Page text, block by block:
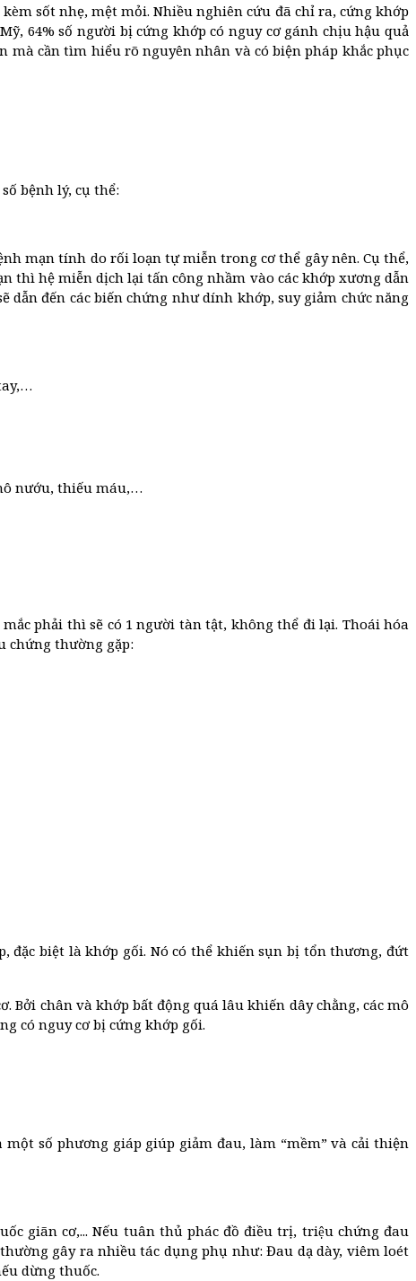
sốt nhẹ, mệt mỏi. Nhiều nghiên cứu đã chỉ ra, cứng khớp
64% số người bị cứng khớp có nguy cơ gánh chịu hậu quả
cần tìm hiểu rõ nguyên nhân và có biện pháp khắc phục
bệnh lý, cụ thể:
mạn tính do rối loạn tự miễn trong cơ thể gây nên. Cụ thể,
thì hệ miễn dịch lại tấn công nhầm vào các khớp xương dẫn
đến các biến chứng như dính khớp, suy giảm chức năng
nướu, thiếu máu,…
phải thì sẽ có 1 người tàn tật, không thể đi lại. Thoái hóa
chứng thường gặp:
đặc biệt là khớp gối. Nó có thể khiến sụn bị tổn thương, đứt
chân và khớp bất động quá lâu khiến dây chằng, các mô
có nguy cơ bị cứng khớp gối.
số phương giáp giúp giảm đau, làm “mềm” và cải thiện
giãn cơ,... Nếu tuân thủ phác đồ điều trị, triệu chứng đau
gây ra nhiều tác dụng phụ như: Đau dạ dày, viêm loét
dừng thuốc.